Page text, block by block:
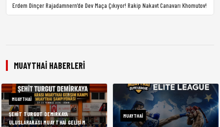
Erdem Dinçer Rajadamnern’de Dev Maça Çıkıyor! Rakip Nakavt Canavarı Khomutov!
MUAYTHAI HABERLERI
MUAYTHAI
ŞEHIT TURGUT DEMIRKAYA
ULUSLARARASI MUAY THAI GELIŞIM
MUAYTHAI